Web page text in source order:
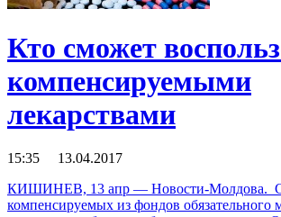
Кто сможет
компенсируемыми
лекарствами
15:35 13.04.2017
КИШИНЕВ, 13 апр — Новости-Молдова.
компенсируемых из фондов обязательного